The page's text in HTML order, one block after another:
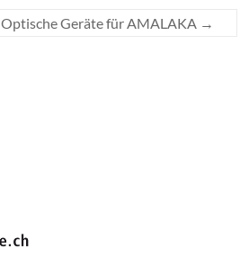
Optische Geräte für AMALAKA →